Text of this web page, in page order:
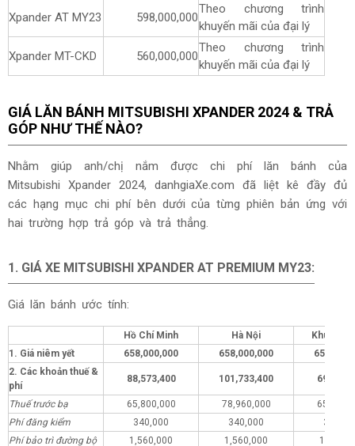
Xpander AT MY23 598,000,000
Theo chương trình
khuyến mãi của đại lý
Xpander MT-CKD 560,000,000
Theo chương trình
khuyến mãi của đại lý
GIÁ LĂN BÁNH MITSUBISHI XPANDER 2024 & TRẢ
GÓP NHƯ THẾ NÀO?
Nhằm giúp anh/chị nắm được chi phí lăn bánh của
Mitsubishi Xpander 2024, danhgiaXe.com đã liệt kê đầy đủ
các hạng mục chi phí bên dưới của từng phiên bản ứng với
hai trường hợp trả góp và trả thẳng.
1. GIÁ XE MITSUBISHI XPANDER AT PREMIUM MY23:
Giá lăn bánh ước tính:
Hồ Chí Minh Hà Nội
Khu vực
1. Giá niêm yết
658,000,000 658,000,000
2. Các khoản thuế &
phí
88,573,400 101,733,400
Thuế trước bạ 65,800,000 78,960,000
Phí đăng kiểm
340,000 340,000
Phí bảo trì đường bộ
1,560,000 1,560,000